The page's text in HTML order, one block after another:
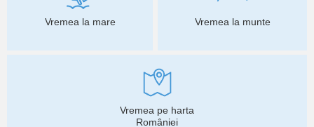
Vremea la mare Vremea la munte
Vremea pe harta
României